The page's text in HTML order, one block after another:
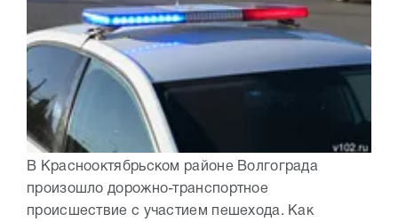
В Краснооктябрьском районе Волгограда
произошло дорожно-транспортное
происшествие с участием пешехода. Как